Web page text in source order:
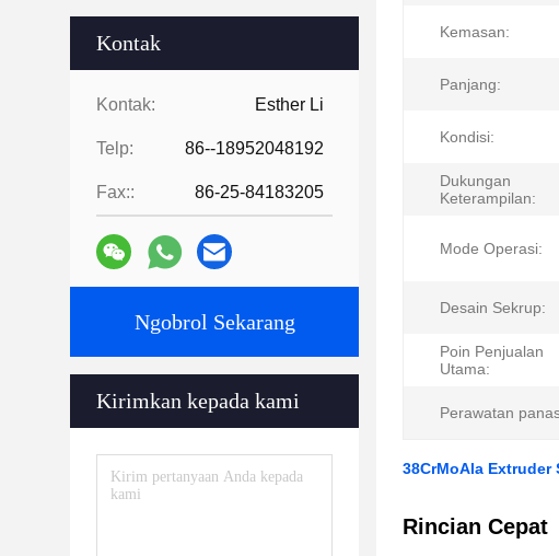
Kontak
Kontak: Esther Li
Telp: 86--18952048192
Fax:: 86-25-84183205
Ngobrol Sekarang
Kirimkan kepada kami
Kemasan:
Panjang:
Kondisi:
Dukungan
Keterampilan:
Mode Operasi:
Desain Sekrup:
Poin Penjualan
Utama:
Perawatan
38CrMoAla Extruder
Rincian Cepat